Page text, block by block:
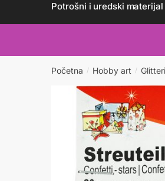
Potrošni i uredski materijal
Početna / Hobby art /